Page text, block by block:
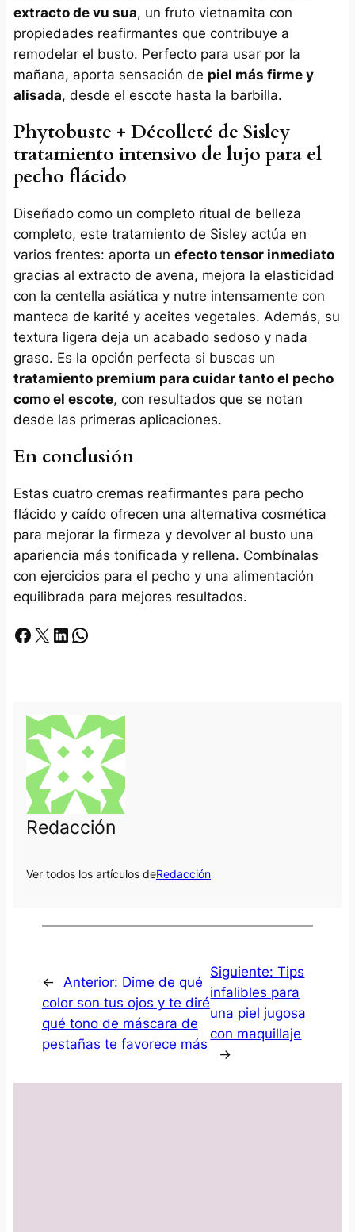
extracto de vu sua, un fruto vietnamita con
propiedades reafirmantes que contribuye a
remodelar el busto. Perfecto para usar por la
mañana, aporta sensación de piel más firme y
alisada, desde el escote hasta la barbilla.
Phytobuste + Décolleté de Sisley
tratamiento intensivo de lujo para el
pecho flácido
Diseñado como un completo ritual de belleza
completo, este tratamiento de Sisley actúa en
varios frentes: aporta un efecto tensor inmediato
gracias al extracto de avena, mejora la elasticidad
con la centella asiática y nutre intensamente con
manteca de karité y aceites vegetales. Además, su
textura ligera deja un acabado sedoso y nada
graso. Es la opción perfecta si buscas un
tratamiento premium para cuidar tanto el pecho
como el escote, con resultados que se notan
desde las primeras aplicaciones.
En conclusión
Estas cuatro cremas reafirmantes para pecho
flácido y caído ofrecen una alternativa cosmética
para mejorar la firmeza y devolver al busto una
apariencia más tonificada y rellena. Combínalas
con ejercicios para el pecho y una alimentación
equilibrada para mejores resultados.
Facebook X LinkedIn Whatsapp
Redacción
Ver todos los artículos deRedacción
← Anterior: Dime de qué
color son tus ojos y te diré
qué tono de máscara de
pestañas te favorece más
Siguiente:Tips
infalibles para
una piel jugosa
con maquillaje
→